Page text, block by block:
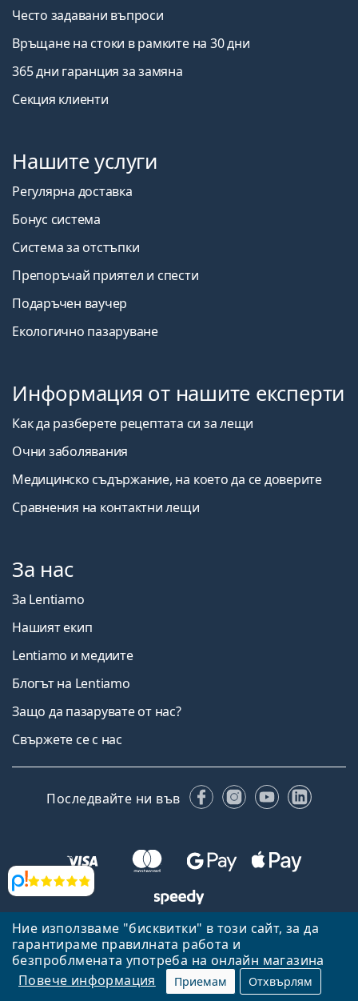
Ние използваме "бисквитки" в този сайт, за да
гарантираме правилната работа и
безпроблмената употреба на онлайн магазина
Повече информация
Приемам Отхвърлям
Прегледи
Често задавани въпроси
Връщане на стоки в рамките на 30 дни
365 дни гаранция за замяна
Секция клиенти
Нашите услуги
Регулярна доставка
Бонус система
Система за отстъпки
Препоръчай приятел и спести
Подаръчен ваучер
Екологично пазаруване
Информация от нашите експерти
Как да разберете рецептата си за лещи
Очни заболявания
Медицинско съдържание, на което да се доверите
Сравнения на контактни лещи
За нас
За Lentiamo
Нашият екип
Lentiamo и медиите
Блогът на Lentiamo
Защо да пазарувате от нас?
Свържете се с нас
Последвайте ни във FacebookInstagram
YouTube
Назад към началната страница
Нагоре
Lentiamo.bg е собственост и се управлява от Lentiamo s.r.o.,
Република Чехия
Тук сме за вас в продължение на 18 години.